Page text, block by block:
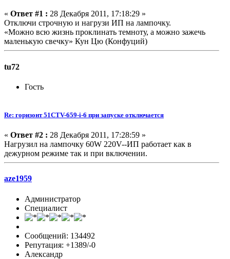
« Ответ #1 : 28 Декабря 2011, 17:18:29 »
Отключи строчную и нагрузи ИП на лампочку.
«Можно всю жизнь проклинать темноту, а можно зажечь
маленькую свечку» Кун Цю (Конфуций)
tu72
Гость
Re: горизонт 51CTV-659-i-6 при запуске отключается
« Ответ #2 : 28 Декабря 2011, 17:28:59 »
Нагрузил на лампочку 60W 220V--ИП работает как в
дежурном режиме так и при включении.
aze1959
Администратор
Специалист
Сообщений: 134492
Репутация: +1389/-0
Александр